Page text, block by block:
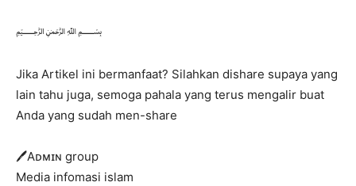
﷽
Jika Artikel ini bermanfaat? Silahkan dishare supaya yang
lain tahu juga, semoga pahala yang terus mengalir buat
Anda yang sudah men-share
🖊Aᴅᴍɪɴ group
Media infomasi islam